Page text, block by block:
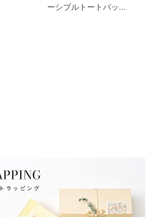
ーシブルトートバッ...